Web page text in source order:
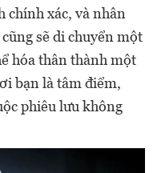
chính xác, và nhân
sẽ di chuyển một
hóa thân thành một
bạn là tâm điểm,
phiêu lưu không